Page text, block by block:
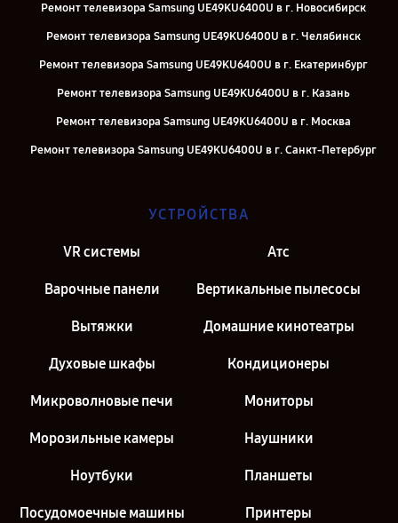
Ремонт телевизора Samsung UE49KU6400U в г. Новосибирск
Ремонт телевизора Samsung UE49KU6400U в г. Челябинск
Ремонт телевизора Samsung UE49KU6400U в г. Екатеринбург
Ремонт телевизора Samsung UE49KU6400U в г. Казань
Ремонт телевизора Samsung UE49KU6400U в г. Москва
Ремонт телевизора Samsung UE49KU6400U в г. Санкт-Петербург
УСТРОЙСТВА
VR системы Атс
Варочные панели Вертикальные пылесосы
Вытяжки Домашние кинотеатры
Духовые шкафы Кондиционеры
Микроволновые печи Мониторы
Морозильные камеры Наушники
Ноутбуки Планшеты
Посудомоечные машины Принтеры